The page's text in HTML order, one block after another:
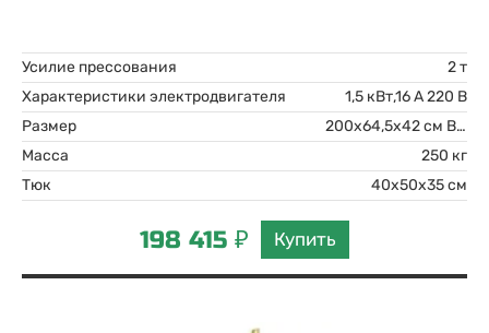
Усилие прессования
2 т
Характеристики электродвигателя
1,5 кВт,16 А 220 В
Размер
200x64,5x42 см ВхШхГ
Масса
250 кг
Тюк
40x50x35 см
198 415 ₽ Купить